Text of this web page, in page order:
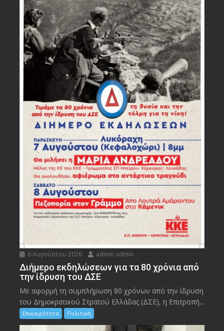
6 Αυγούστου 2026 admin admin
Διήμερο εκδηλώσεων για τα 80 χρόνια από
την ίδρυση του ΔΣΕ
Με αφορμή τη συμπλήρωση 80 χρόνων από την ίδρυση
του Δημοκρατικού Στρατού Ελλάδας (ΔΣΕ), η Επιτροπή...
Επικαιρότητα Πολιτική